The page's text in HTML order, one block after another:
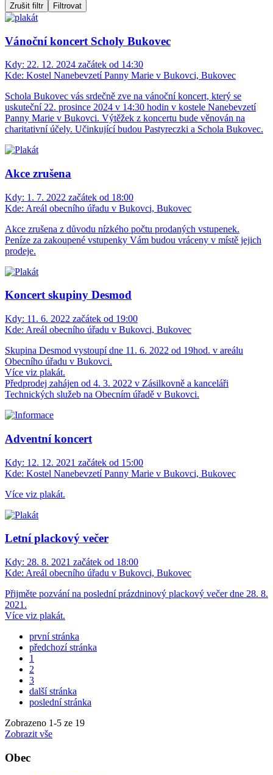
Zrušit filtr Filtrovat
Vánoční koncert Scholy Bukovec
Kdy: 22. 12. 2024 začátek od 14:30
Kde: Kostel Nanebevzetí Panny Marie v Bukovci, Bukovec
Schola Bukovec vás srdečně zve na vánoční koncert, který se
uskuteční 22. prosince 2024 v 14:30 hodin v kostele Nanebevzetí
Panny Marie v Bukovci. Výtěžek z koncertu bude věnován na
charitativní účely. Učinkující budou Pastyreczki a Schola Bukovec.
Akce zrušena
Kdy: 1. 7. 2022 začátek od 18:00
Kde: Areál obecního úřadu v Bukovci, Bukovec
Akce zrušena z důvodu nízkého počtu prodaných vstupenek.
Peníze za zakoupené vstupenky Vám budou vráceny v místě jejich
prodeje.
Koncert skupiny Desmod
Kdy: 11. 6. 2022 začátek od 19:00
Kde: Areál obecního úřadu v Bukovci, Bukovec
Skupina Desmod vystoupí dne 11. 6. 2022 od 19hod. v areálu
Obecního úřadu v Bukovci.
Více viz plakát.
Předprodej zahájen od 4. 3. 2022 v Zásilkovně a kanceláři
Technických služeb na Obecním úřadě v Bukovci.
Adventní koncert
Kdy: 12. 12. 2021 začátek od 15:00
Kde: Kostel Nanebevzetí Panny Marie v Bukovci, Bukovec
Více viz plakát.
Letní plackový večer
Kdy: 28. 8. 2021 začátek od 18:00
Kde: Areál obecního úřadu v Bukovci, Bukovec
Přijměte pozvání na poslední prázdninový plackový večer dne 28. 8.
2021.
Více viz plakát.
první stránka
předchozí stránka
1
2
3
další stránka
poslední stránka
Zobrazeno 1-5 ze 19
Zobrazit vše
Obec